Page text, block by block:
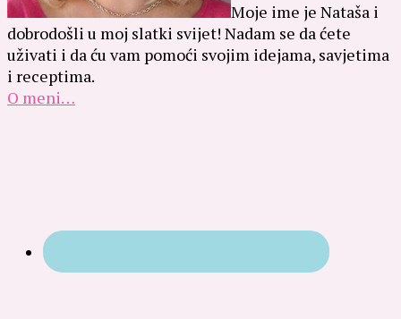
Moje ime je Nataša i
dobrodošli u moj slatki svijet! Nadam se da ćete
uživati i da ću vam pomoći svojim idejama, savjetima
i receptima.
O meni…